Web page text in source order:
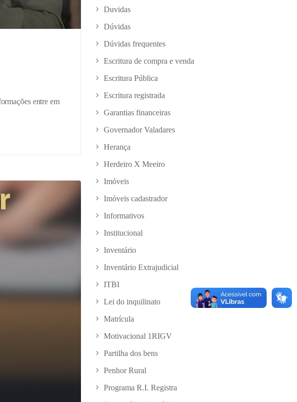
entre em
Duvidas
Dúvidas
Dúvidas frequentes
Escritura de compra e venda
Escritura Pública
Escritura registrada
Garantias financeiras
Governador Valadares
Herança
Herdeiro X Meeiro
Imóveis
Imóveis cadastrador
Informativos
Institucional
Inventário
Inventário Extrajudicial
ITBI
Lei do inquilinato
Matrícula
Motivacional 1RIGV
Partilha dos bens
Penhor Rural
Programa R.I. Registra